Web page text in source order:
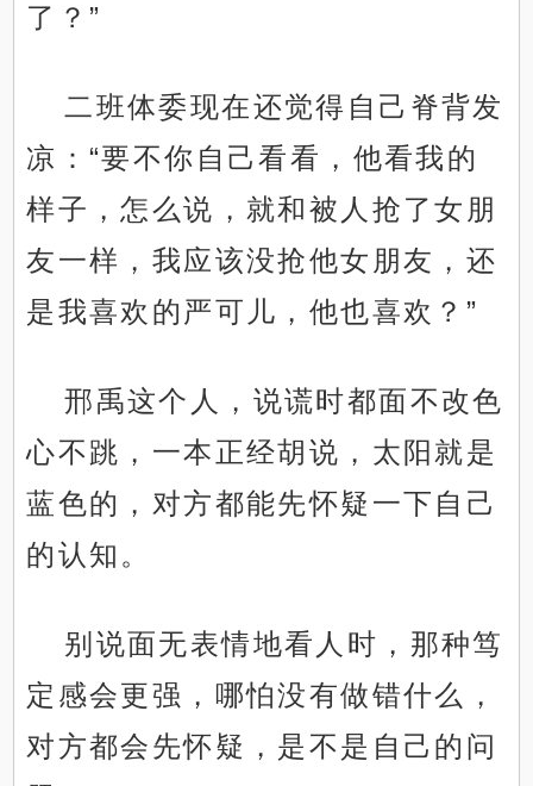
了？”
二班体委现在还觉得自己脊背发
凉：“要不你自己看看，他看我的
样子，怎么说，就和被人抢了女朋
友一样，我应该没抢他女朋友，还
是我喜欢的严可儿，他也喜欢？”
邢禹这个人，说谎时都面不改色
心不跳，一本正经胡说，太阳就是
蓝色的，对方都能先怀疑一下自己
的认知。
别说面无表情地看人时，那种笃
定感会更强，哪怕没有做错什么，
对方都会先怀疑，是不是自己的问